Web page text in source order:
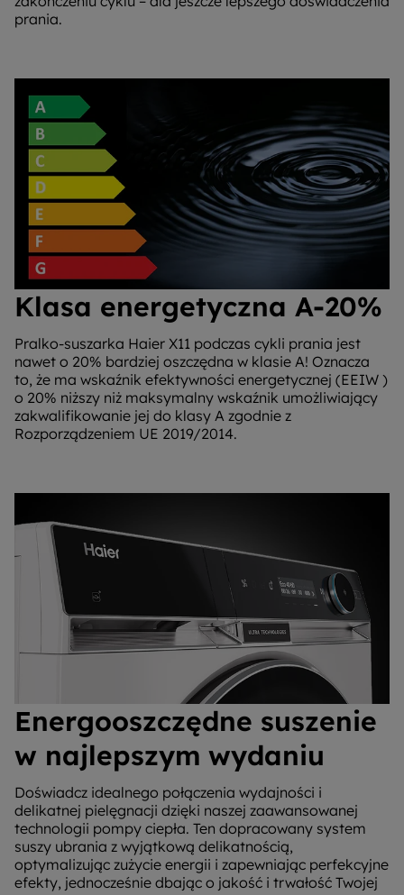
prania.
Klasa energetyczna A-20%
Pralko-suszarka Haier X11 podczas cykli prania jest
nawet o 20% bardziej oszczędna w klasie A! Oznacza
to, że ma wskaźnik efektywności energetycznej (EEIW )
o 20% niższy niż maksymalny wskaźnik umożliwiający
zakwalifikowanie jej do klasy A zgodnie z
Rozporządzeniem UE 2019/2014.
Energooszczędne suszenie
w najlepszym wydaniu
Doświadcz idealnego połączenia wydajności i
delikatnej pielęgnacji dzięki naszej zaawansowanej
technologii pompy ciepła. Ten dopracowany system
suszy ubrania z wyjątkową delikatnością,
optymalizując zużycie energii i zapewniając perfekcyjne
efekty, jednocześnie dbając o jakość i trwałość Twojej